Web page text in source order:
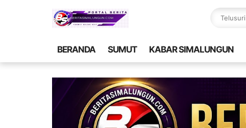
BERANDA SUMUT KABAR SIMALUNGUN